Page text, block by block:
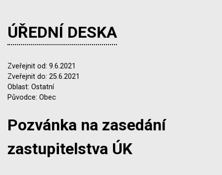
ÚŘEDNÍ DESKA
Zveřejnit od: 9.6.2021
Zveřejnit do: 25.6.2021
Oblast: Ostatní
Původce: Obec
Pozvánka na zasedání
zastupitelstva ÚK